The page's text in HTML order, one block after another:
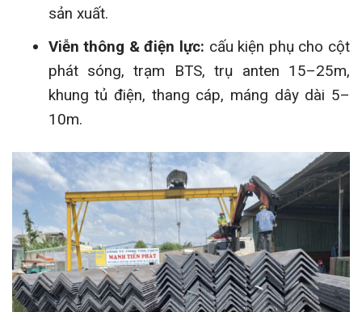
sản xuất.
Viễn thông & điện lực: cấu kiện phụ cho cột
phát sóng, trạm BTS, trụ anten 15–25m,
khung tủ điện, thang cáp, máng dây dài 5–
10m.